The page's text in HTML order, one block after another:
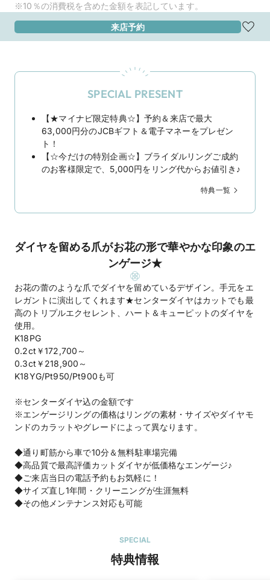
※10％の消費税を含めた金額を表記しています。
来店予約
SPECIAL PRESENT
【★マイナビ限定特典☆】予約＆来店で最大
63,000円分のJCBギフト＆電子マネーをプレゼン
ト！
【☆今だけの特別企画☆】ブライダルリングご成約
のお客様限定で、5,000円をリング代からお値引き♪
特典一覧
ダイヤを留める爪がお花の形で華やかな印象のエ
ンゲージ★
お花の蕾のような爪でダイヤを留めているデザイン。手元をエ
レガントに演出してくれます★センターダイヤはカットでも最
高のトリプルエクセレント、ハート＆キューピットのダイヤを
使用。
K18PG
0.2ct￥172,700～
0.3ct￥218,900～
K18YG/Pt950/Pt900も可
※センターダイヤ込の金額です
※エンゲージリングの価格はリングの素材・サイズやダイヤモ
ンドのカラットやグレードによって異なります。
◆通り町筋から車で10分＆無料駐車場完備
◆高品質で最高評価カットダイヤが低価格なエンゲージ♪
◆ご来店当日の電話予約もお気軽に！
◆サイズ直し1年間・クリーニングが生涯無料
◆その他メンテナンス対応も可能
SPECIAL
特典情報